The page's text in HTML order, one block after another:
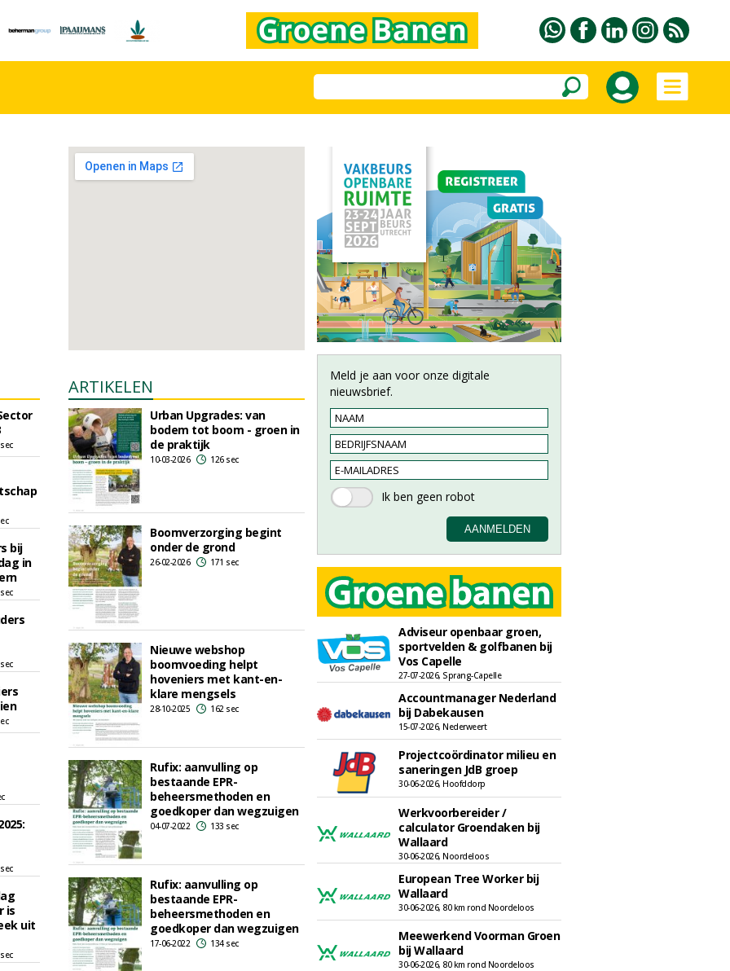
bij
in
is
uit
ARTIKELEN
Urban Upgrades: van
bodem tot boom - groen in
de praktijk
10-03-2026 126 sec
Boomverzorging begint
onder de grond
26-02-2026 171 sec
Nieuwe webshop
boomvoeding helpt
hoveniers met kant-en-
klare mengsels
28-10-2025 162 sec
Rufix: aanvulling op
bestaande EPR-
beheersmethoden en
goedkoper dan wegzuigen
04-07-2022 133 sec
Rufix: aanvulling op
bestaande EPR-
beheersmethoden en
goedkoper dan wegzuigen
17-06-2022 134 sec
Meld je aan voor onze digitale
nieuwsbrief.
Adviseur openbaar groen,
sportvelden & golfbanen bij
Vos Capelle
27-07-2026, Sprang-Capelle
Accountmanager Nederland
bij Dabekausen
15-07-2026, Nederweert
Projectcoördinator milieu en
saneringen JdB groep
30-06-2026, Hoofddorp
Werkvoorbereider /
calculator Groendaken bij
Wallaard
30-06-2026, Noordeloos
European Tree Worker bij
Wallaard
30-06-2026, 80 km rond Noordeloos
Meewerkend Voorman Groen
bij Wallaard
30-06-2026, 80 km rond Noordeloos